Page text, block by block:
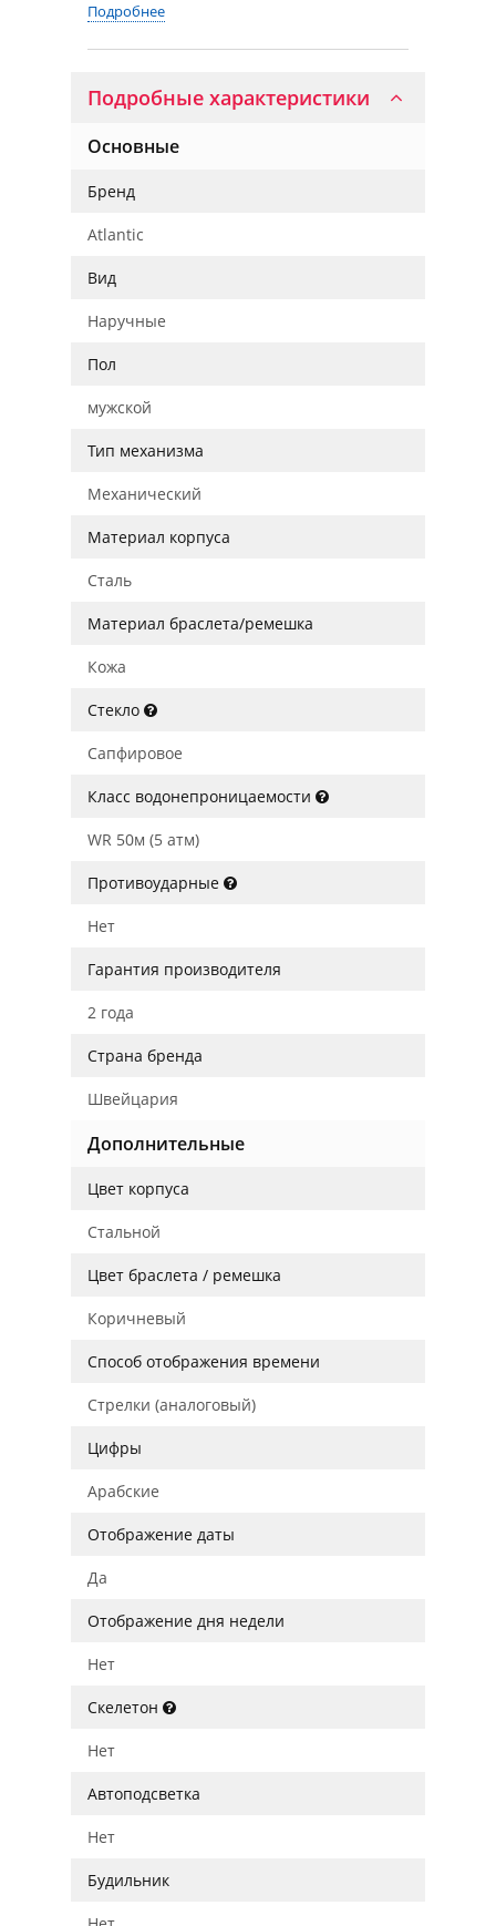
Подробнее
Подробные характеристики
Основные
Бренд
Atlantic
Вид
Наручные
Пол
мужской
Тип механизма
Механический
Материал корпуса
Сталь
Материал браслета/ремешка
Кожа
Стекло
Сапфировое
Класс водонепроницаемости
WR 50м (5 атм)
Противоударные
Нет
Гарантия производителя
2 года
Страна бренда
Швейцария
Дополнительные
Цвет корпуса
Стальной
Цвет браслета / ремешка
Коричневый
Способ отображения времени
Стрелки (аналоговый)
Цифры
Арабские
Отображение даты
Да
Отображение дня недели
Нет
Скелетон
Нет
Автоподсветка
Нет
Будильник